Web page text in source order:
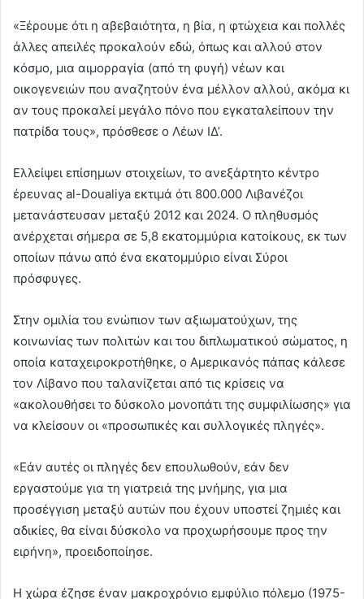
«Ξέρουμε ότι η αβεβαιότητα, η βία, η φτώχεια και πολλές
άλλες απειλές προκαλούν εδώ, όπως και αλλού στον
κόσμο, μια αιμορραγία (από τη φυγή) νέων και
οικογενειών που αναζητούν ένα μέλλον αλλού, ακόμα κι
αν τους προκαλεί μεγάλο πόνο που εγκαταλείπουν την
πατρίδα τους», πρόσθεσε ο Λέων ΙΔ’.
Ελλείψει επίσημων στοιχείων, το ανεξάρτητο κέντρο
έρευνας al-Doualiya εκτιμά ότι 800.000 Λιβανέζοι
μετανάστευσαν μεταξύ 2012 και 2024. Ο πληθυσμός
ανέρχεται σήμερα σε 5,8 εκατομμύρια κατοίκους, εκ των
οποίων πάνω από ένα εκατομμύριο είναι Σύροι
πρόσφυγες.
Στην ομιλία του ενώπιον των αξιωματούχων, της
κοινωνίας των πολιτών και του διπλωματικού σώματος, η
οποία καταχειροκροτήθηκε, ο Αμερικανός πάπας κάλεσε
τον Λίβανο που ταλανίζεται από τις κρίσεις να
«ακολουθήσει το δύσκολο μονοπάτι της συμφιλίωσης» για
να κλείσουν οι «προσωπικές και συλλογικές πληγές».
«Εάν αυτές οι πληγές δεν επουλωθούν, εάν δεν
εργαστούμε για τη γιατρειά της μνήμης, για μια
προσέγγιση μεταξύ αυτών που έχουν υποστεί ζημιές και
αδικίες, θα είναι δύσκολο να προχωρήσουμε προς την
ειρήνη», προειδοποίησε.
Η χώρα έζησε έναν μακροχρόνιο εμφύλιο πόλεμο (1975-